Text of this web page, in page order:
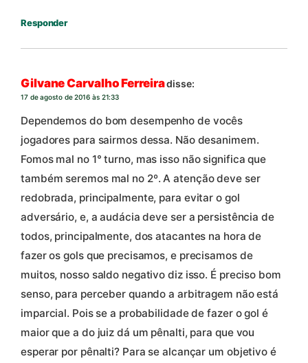
Responder
Gilvane Carvalho Ferreiradisse:
17 de agosto de 2016 às 21:33
Dependemos do bom desempenho de vocês
jogadores para sairmos dessa. Não desanimem.
Fomos mal no 1° turno, mas isso não significa que
também seremos mal no 2º. A atenção deve ser
redobrada, principalmente, para evitar o gol
adversário, e, a audácia deve ser a persistência de
todos, principalmente, dos atacantes na hora de
fazer os gols que precisamos, e precisamos de
muitos, nosso saldo negativo diz isso. É preciso bom
senso, para perceber quando a arbitragem não está
imparcial. Pois se a probabilidade de fazer o gol é
maior que a do juiz dá um pênalti, para que vou
esperar por pênalti? Para se alcançar um objetivo é